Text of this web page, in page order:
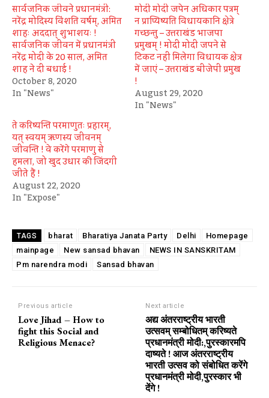
सार्वजनिक जीवने प्रधानमंत्री:
नरेंद्र मोदिस्य विंशति वर्षम्, अमित
शाहः अददात् शुभाशयः !
सार्वजनिक जीवन में प्रधानमंत्री
नरेंद्र मोदी के 20 साल, अमित
शाह ने दी बधाई !
October 8, 2020
In "News"
मोदी मोदी जपेन अधिकार पत्रम्
न प्राप्यिष्यति विधायकानि क्षेत्रे
गच्छन्तु – उत्तराखंड भाजपा
प्रमुखम् ! मोदी मोदी जपने से
टिकट नहीं मिलेगा विधायक क्षेत्र
में जाएं – उत्तराखंड बीजेपी प्रमुख
!
August 29, 2020
In "News"
ते करिष्यन्ति परमाणुतः प्रहारम्,
यत् स्वयम् ऋणस्य जीवनम्
जीवन्ति ! वे करेंगे परमाणु से
हमला, जो खुद उधार की जिंदगी
जीते हैं !
August 22, 2020
In "Expose"
TAGS bharat Bharatiya Janata Party Delhi
Homepage
mainpage
New sansad bhavan
NEWS IN SANSKRITAM
Pm narendra modi
Sansad bhavan
Previous article
Love Jihad – How to
fight this Social and
Religious Menace?
Next article
अद्य अंतरराष्ट्रीय भारती
उत्सवम् सम्बोधितम् करिष्यते
प्रधानमंत्री मोदी:,पुरस्कारमपि
दाष्यते ! आज अंतरराष्ट्रीय
भारती उत्सव को संबोधित करेंगे
प्रधानमंत्री मोदी,पुरस्कार भी
देंगे !